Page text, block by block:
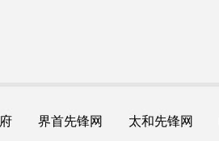
界首先锋网 太和先锋网